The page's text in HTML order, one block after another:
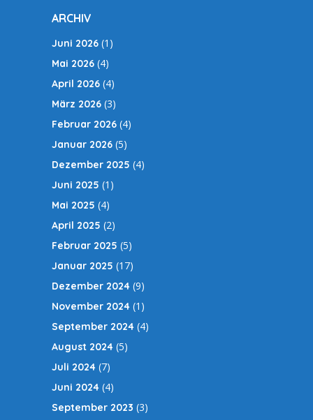
ARCHIV
Juni 2026 (1)
Mai 2026 (4)
April 2026 (4)
März 2026 (3)
Februar 2026 (4)
Januar 2026 (5)
Dezember 2025 (4)
Juni 2025 (1)
Mai 2025 (4)
April 2025 (2)
Februar 2025 (5)
Januar 2025 (17)
Dezember 2024 (9)
November 2024 (1)
September 2024 (4)
August 2024 (5)
Juli 2024 (7)
Juni 2024 (4)
September 2023 (3)